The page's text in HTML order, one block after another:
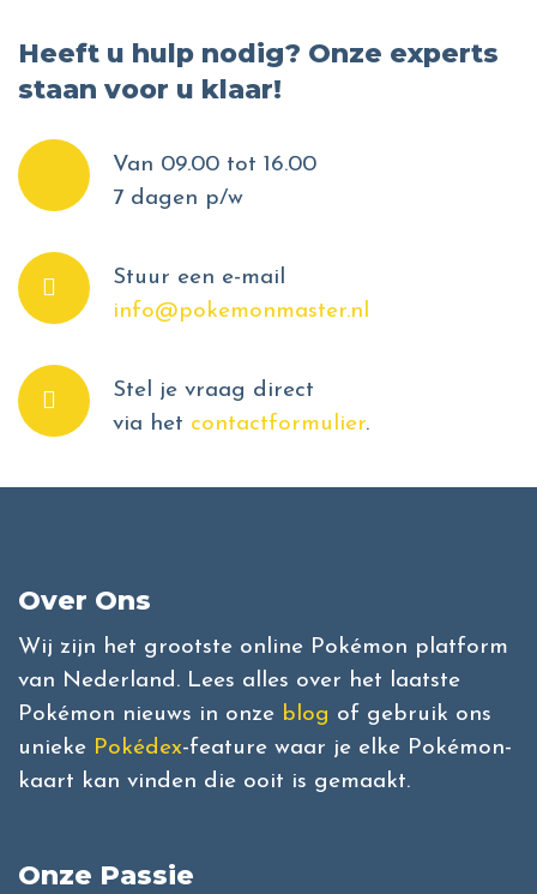
Heeft u hulp nodig? Onze experts
staan voor u klaar!
Van 09.00 tot 16.00
7 dagen p/w
Stuur een e-mail
info@pokemonmaster.nl
Stel je vraag direct
via het contactformulier.
Over Ons
Wij zijn het grootste online Pokémon platform
van Nederland. Lees alles over het laatste
Pokémon nieuws in onze blog of gebruik ons
unieke Pokédex-feature waar je elke Pokémon-
kaart kan vinden die ooit is gemaakt.
Onze Passie